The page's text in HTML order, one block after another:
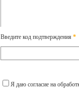
Введите код подтверждения *
Я даю согласие на